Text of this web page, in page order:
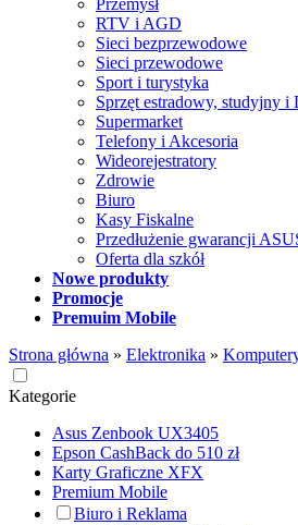
Przemysł
RTV i AGD
Sieci bezprzewodowe
Sieci przewodowe
Sport i turystyka
Sprzęt estradowy, studyjny i
Supermarket
Telefony i Akcesoria
Wideorejestratory
Zdrowie
Biuro
Kasy Fiskalne
Przedłużenie gwarancji
Oferta dla szkół
Nowe produkty
Promocje
Premuim Mobile
Strona główna » Elektronika »
Kategorie
Asus Zenbook UX3405
Epson CashBack do 510 zł
Karty Graficzne XFX
Premium Mobile
Biuro i Reklama